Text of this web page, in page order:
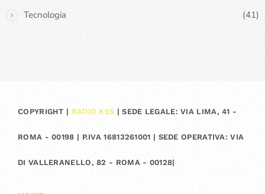
Tecnologia (41)
COPYRIGHT | RADIO K55 | SEDE LEGALE: VIA LIMA, 41 -
ROMA - 00198 | P.IVA 16813261001 | SEDE OPERATIVA: VIA
DI VALLERANELLO, 82 - ROMA - 00128|